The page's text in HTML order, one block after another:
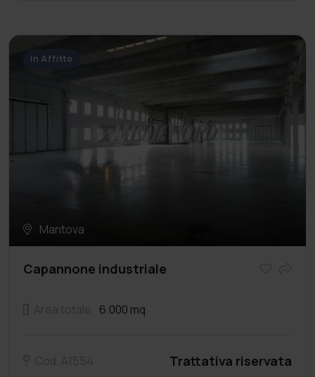
Mantova
In Affitto
Capannone industriale
6.000 mq
Trattativa riservata